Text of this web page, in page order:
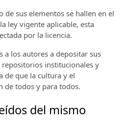
de sus elementos se hallen en el
ley vigente aplicable, esta
por la licencia.
a los autores a depositar sus
institucionales y
de que la cultura y el
de todos y para todos.
del mismo